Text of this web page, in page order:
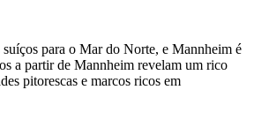
para o Mar do Norte, e Mannheim é
a partir de Mannheim revelam um rico
pitorescas e marcos ricos em